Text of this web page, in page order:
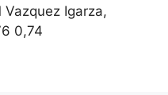
Igarza,
0,74